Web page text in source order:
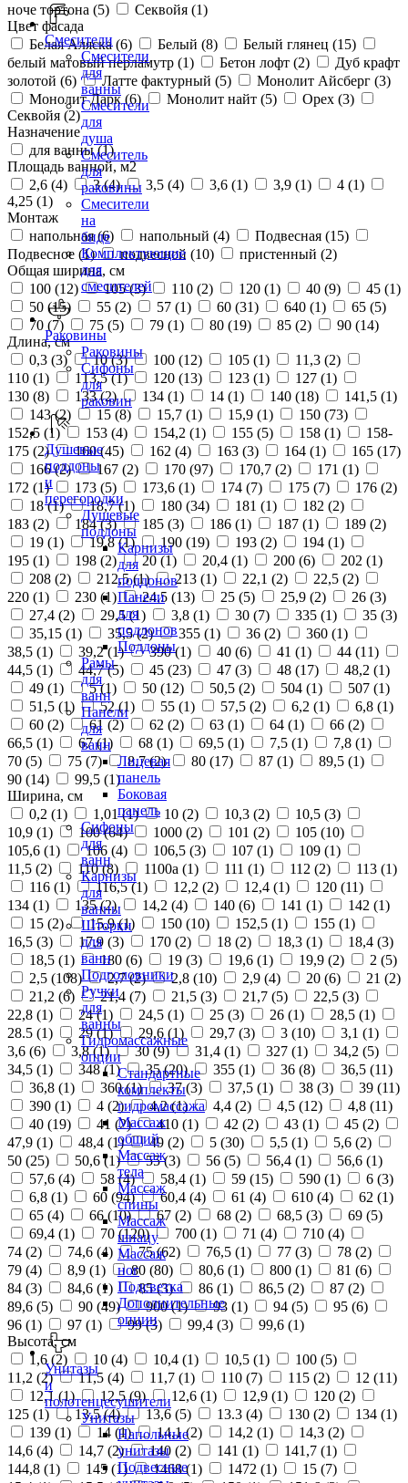
Смесители
Смесители
для
ванны
Смесители
для
душа
Смеситель
для
раковины
Смесители
на
биде
Комплектующие
для
смесителей
Раковины
Раковины
Сифоны
для
раковин
Душевые
поддоны
и
перегородки
Душевые
поддоны
Карнизы
для
поддонов
Панели
для
поддонов
Поддоны
Рамы
для
ванн
Панели
для
ванн
Лицевая
панель
Боковая
панель
Сифоны
для
ванн
Карнизы
для
ванны
Шторки
для
ванн
Подголовники
Ручки
для
ванны
Гидромассажные
опции
Стандартные
комплекты
гидромассажа
Массаж
общий
Массаж
тела
Массаж
спины
Массаж
шиацу
Массаж
ног
Подсветка
Дополнительные
опции
Унитазы
и
полотенцесушители
Унитазы
Напольные
унитазы
Подвесные
ноче тортона (5) Секвойя (1)
Цвет фасада
Белая Аляска (6) Белый (8) Белый глянец (15)
белый матовый перламутр (1) Бетон лофт (2)
Дуб крафт
золотой (6) Латте фактурный (5) Монолит Айсберг (3)
Монолит Дарк (6) Монолит найт (5) Орех (3)
Секвойя (2)
Назначение
для ванны (1)
Площадь ванной, м2
2,6 (4) 3 (4) 3,5 (4) 3,6 (1) 3,9 (1) 4 (1)
4,25 (1)
Монтаж
напольная (6) напольный (4) Подвесная (15)
Подвесное (1) подвесной (10) пристенный (2)
Общая ширина, см
100 (12) 105 (3) 110 (2) 120 (1) 40 (9) 45 (1)
50 (15) 55 (2) 57 (1) 60 (31) 640 (1) 65 (5)
70 (7) 75 (5) 79 (1) 80 (19) 85 (2) 90 (14)
Длина, см
0,3 (3) 10 (3) 100 (12) 105 (1) 11,3 (2)
110 (1) 113,5 (1) 120 (13) 123 (1) 127 (1)
130 (8) 133 (2) 134 (1) 14 (1) 140 (18) 141,5 (1)
143 (2) 15 (8) 15,7 (1) 15,9 (1) 150 (73)
152,5 (1) 153 (4) 154,2 (1) 155 (5) 158 (1)
158-
175 (2) 160 (45) 162 (4) 163 (3) 164 (1) 165 (17)
166 (2) 167 (2) 170 (97) 170,7 (2) 171 (1)
172 (1) 173 (5) 173,6 (1) 174 (7) 175 (7) 176 (2)
18 (1) 18,7 (1) 180 (34) 181 (1) 182 (2)
183 (2) 184 (3) 185 (3) 186 (1) 187 (1) 189 (2)
19 (1) 19,8 (1) 190 (19) 193 (2) 194 (1)
195 (1) 198 (2) 20 (1) 20,4 (1) 200 (6) 202 (1)
208 (2) 212,5 (1) 213 (1) 22,1 (2) 22,5 (2)
220 (1) 230 (1) 24,5 (13) 25 (5) 25,9 (2) 26 (3)
27,4 (2) 29,5 (1) 3,8 (1) 30 (7) 335 (1) 35 (3)
35,15 (1) 35,5 (2) 355 (1) 36 (2) 360 (1)
38,5 (1) 39,2 (1) 390 (1) 40 (6) 41 (1) 44 (11)
44,5 (1) 44,7 (5) 45 (23) 47 (3) 48 (17) 48,2 (1)
49 (1) 5 (1) 50 (12) 50,5 (2) 504 (1) 507 (1)
51,5 (1) 52 (1) 55 (1) 57,5 (2) 6,2 (1) 6,8 (1)
60 (2) 61 (2) 62 (2) 63 (1) 64 (1) 66 (2)
66,5 (1) 67 (1) 68 (1) 69,5 (1) 7,5 (1) 7,8 (1)
70 (5) 75 (7) 8,7 (2) 80 (17) 87 (1) 89,5 (1)
90 (14) 99,5 (1)
Ширина, см
0,2 (1) 1,01 (1) 10 (2) 10,3 (2) 10,5 (3)
10,9 (1) 100 (64) 1000 (2) 101 (2) 105 (10)
105,6 (1) 106 (4) 106,5 (3) 107 (1) 109 (1)
11,5 (2) 110 (8) 1100а (1) 111 (1) 112 (2) 113 (1)
116 (1) 116,5 (1) 12,2 (2) 12,4 (1) 120 (11)
134 (1) 135 (2) 14,2 (4) 140 (6) 141 (1) 142 (1)
15 (2) 15,9 (1) 150 (10) 152,5 (1) 155 (1)
16,5 (3) 17,9 (3) 170 (2) 18 (2) 18,3 (1) 18,4 (3)
18,5 (1) 180 (6) 19 (3) 19,6 (1) 19,9 (2) 2 (5)
2,5 (108) 2,7 (2) 2,8 (10) 2,9 (4) 20 (6) 21 (2)
21,2 (6) 21,4 (7) 21,5 (3) 21,7 (5) 22,5 (3)
22,8 (1) 24 (1) 24,5 (1) 25 (3) 26 (1) 28,5 (1)
28.5 (1) 29 (1) 29,6 (1) 29,7 (3) 3 (10) 3,1 (1)
3,6 (6) 3,8 (1) 30 (9) 31,4 (1) 327 (1) 34,2 (5)
34,5 (1) 348 (1) 35 (20) 355 (1) 36 (8) 36,5 (11)
36,8 (1) 360 (1) 37 (3) 37,5 (1) 38 (3) 39 (11)
390 (1) 4 (2) 4,2 (1) 4,4 (2) 4,5 (12) 4,8 (11)
40 (19) 41 (2) 410 (1) 42 (2) 43 (1) 45 (2)
47,9 (1) 48,4 (1) 49 (2) 5 (30) 5,5 (1) 5,6 (2)
50 (25) 50,6 (1) 55 (3) 56 (5) 56,4 (1) 56,6 (1)
57,6 (4) 58 (4) 58,4 (1) 59 (15) 590 (1) 6 (3)
6,8 (1) 60 (94) 60,4 (4) 61 (4) 610 (4) 62 (1)
65 (4) 66 (10) 67 (2) 68 (2) 68,5 (3) 69 (5)
69,4 (1) 70 (120) 700 (1) 71 (4) 710 (4)
74 (2) 74,6 (4) 75 (62) 76,5 (1) 77 (3) 78 (2)
79 (4) 8,9 (1) 80 (80) 80,6 (1) 800 (1) 81 (6)
84 (3) 84,6 (1) 85 (3) 86 (1) 86,5 (2) 87 (2)
89,6 (5) 90 (49) 900 (1) 93 (1) 94 (5) 95 (6)
96 (1) 97 (1) 99 (3) 99,4 (3) 99,6 (1)
Высота, см
1,6 (2) 10 (4) 10,4 (1) 10,5 (1) 100 (5)
11,2 (2) 11,5 (4) 11,7 (1) 110 (7) 115 (2) 12 (11)
12,1 (1) 12,5 (9) 12,6 (1) 12,9 (1) 120 (2)
125 (1) 13,5 (4) 13,6 (5) 13.3 (4) 130 (2) 134 (1)
139 (1) 14 (1) 14,1 (2) 14,2 (1) 14,3 (2)
14,6 (4) 14,7 (2) 140 (2) 141 (1) 141,7 (1)
144,8 (1) 145 (1) 1468 (1) 1472 (1) 15 (7)